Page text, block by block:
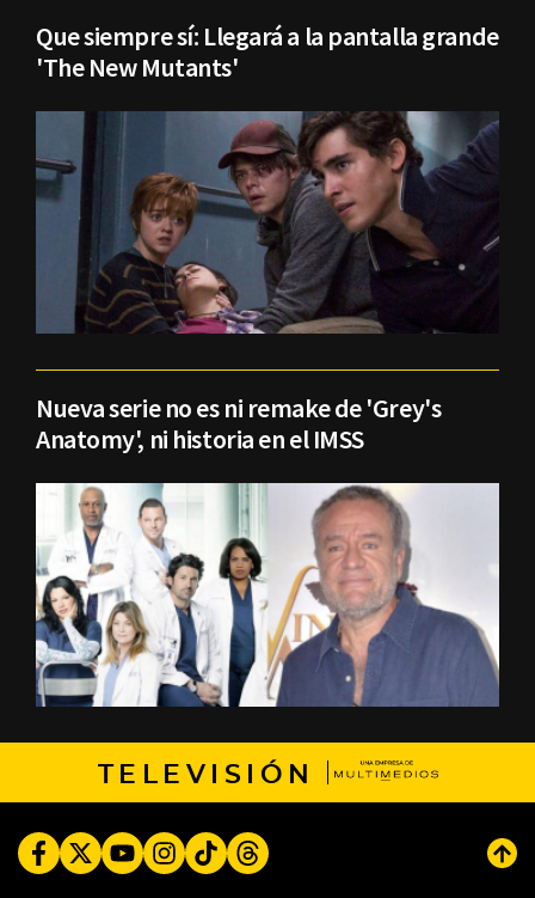
Que siempre sí: Llegará a la pantalla grande
'The New Mutants'
Nueva serie no es ni remake de 'Grey's
Anatomy', ni historia en el IMSS
TELEVISIÓN
FacebookTwitterYoutubeInstagram
TikTokThreads